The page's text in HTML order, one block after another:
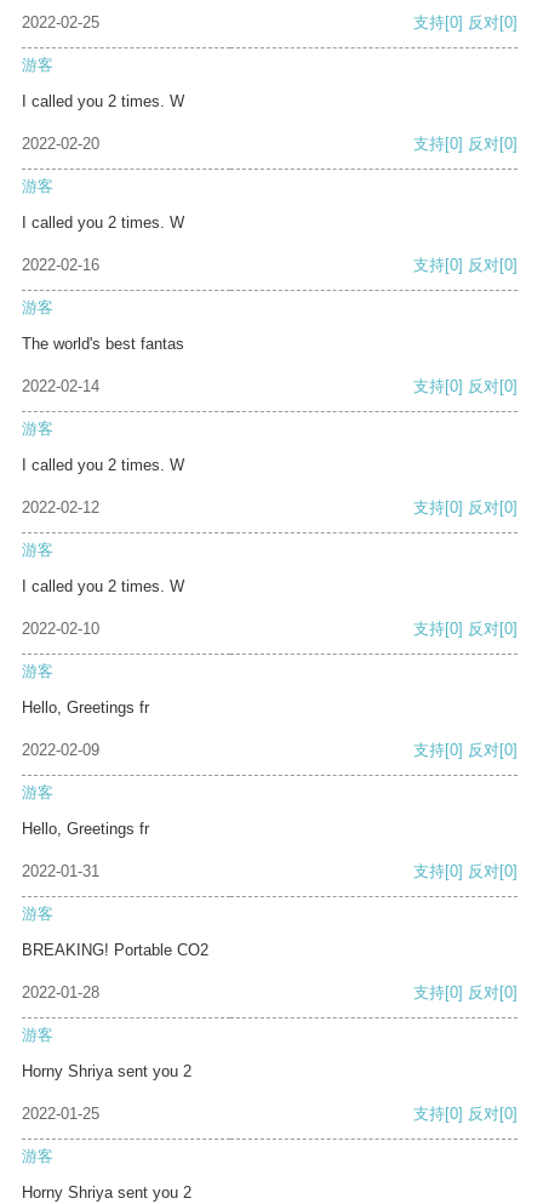
2022-02-25 支持[0] 反对[0]
游客
I called you 2 times. W
2022-02-20 支持[0] 反对[0]
游客
I called you 2 times. W
2022-02-16 支持[0] 反对[0]
游客
The world's best fantas
2022-02-14 支持[0] 反对[0]
游客
I called you 2 times. W
2022-02-12 支持[0] 反对[0]
游客
I called you 2 times. W
2022-02-10 支持[0] 反对[0]
游客
Hello, Greetings fr
2022-02-09 支持[0] 反对[0]
游客
Hello, Greetings fr
2022-01-31 支持[0] 反对[0]
游客
BREAKING! Portable CO2
2022-01-28 支持[0] 反对[0]
游客
Horny Shriya sent you 2
2022-01-25 支持[0] 反对[0]
游客
Horny Shriya sent you 2